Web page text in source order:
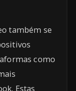
também se
como
Estas